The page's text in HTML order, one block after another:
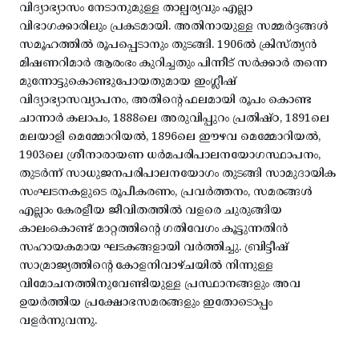
വിദ്യാഭ്യാസം നേടാനുമുള്ള താല്പര്യവും എല്ലാ
വിഭാഗക്കാരിലും പ്രകടമായി. അതിനായുള്ള സമ്മർദ്ദങ്ങൾ
സമൂഹത്തിൽ രൂപപ്പെടാനും തുടങ്ങി. 1906ൽ ക്രിസ്ത്യൻ
മിഷണറിമാർ ആരംഭം കുറിച്ചതും പിന്നീട് സർക്കാർ തന്നെ
മുന്നോട്ടുകൊണ്ടുപോയതുമായ ഇംഗ്ലീഷ്
വിദ്യാഭ്യാസവ്യാപനം, അതിന്റെ ഫലമായി രൂപം കൊണ്ട
ചാന്നാർ കലാപം, 1888ലെ അരുവിപ്പുറം പ്രതിഷ്ഠ, 1891ലെ
മലയാളി മെമ്മോറിയൽ, 1896ലെ ഈഴവ മെമ്മോറിയൽ,
1903ലെ ശ്രീനാരായണ ധർമപരിപാലനയോഗസ്ഥാപനം,
തുടർന്ന് സാധുജനപരിപാലനയോഗം തുടങ്ങി സാമുദായിക
സംഘടനകളുടെ രൂപീകരണം, പ്രവർത്തനം, സമരങ്ങൾ
എല്ലാം കേരളീയ ജീവിതത്തിൽ വളരെ ചുരുങ്ങിയ
കാലംകൊണ്ട് മാറ്റത്തിന്റെ ഗതിവേഗം കൂട്ടുന്നതിൻ
സഹായകമായ ഘടകങ്ങളായി വർത്തിച്ചു. ബ്രിട്ടീഷ്
സാമ്രാജ്യത്തിന്റെ കോളനിവാഴ്ചയിൽ നിന്നുള്ള
വിമോചനത്തിനുവേണ്ടിയുള്ള പ്രസ്ഥാനങ്ങളും അവ
ഉയർത്തിയ പ്രക്ഷോഭസമരങ്ങളും ഇതോടൊപ്പം
വളർന്നുവന്നു.